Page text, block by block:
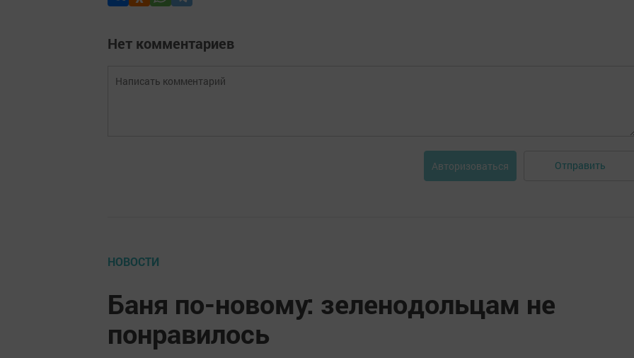
Нет комментариев
Авторизоваться Отправить
НОВОСТИ
Баня по-новому: зеленодольцам не
понравилось